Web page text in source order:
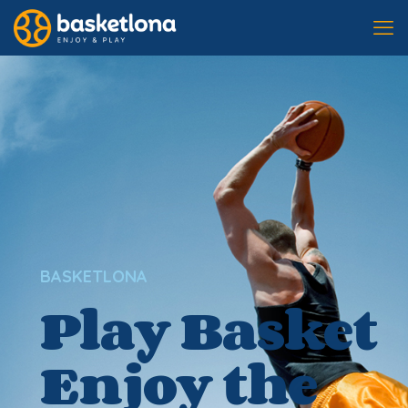
BASKETLONA
Play Basket
Enjoy the